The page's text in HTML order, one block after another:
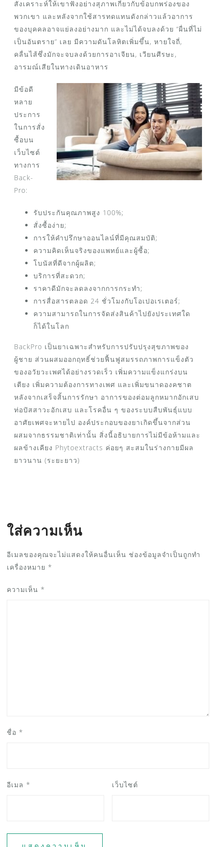
สังเคราะห์ให้เขาฟังอย่างสุภาพเกี่ยวกับข้อบกพร่องของ
พวกเขา และหลังจากใช้สารทดแทนดังกล่าวแล้วอาการ
ของบุคคลอาจแย่ลงอย่างมาก และไม่ได้จบลงด้วย “ผื่นที่ไม่
เป็นอันตราย” เลย มีความดันโลหิตเพิ่มขึ้น, หายใจถี่,
คลื่นไส้ซึ่งมักจะจบลงด้วยการอาเจียน, เวียนศีรษะ,
อารมณ์เสียในทางเดินอาหาร
มีข้อดี
หลาย
ประการ
ในการสั่ง
ซื้อบน
เว็บไซต์
ทางการ
Back-
Pro:
รับประกันคุณภาพสูง 100%;
สั่งซื้อง่าย;
การให้คำปรึกษาออนไลน์ที่มีคุณสมบัติ;
ความคิดเห็นจริงของแพทย์และผู้ซื้อ;
โบนัสที่ดีจากผู้ผลิต;
บริการที่สะดวก;
ราคาดีมักจะลดลงจากการกระทำ;
การสื่อสารตลอด 24 ชั่วโมงกับโอเปอเรเตอร์;
ความสามารถในการจัดส่งสินค้าไปยังประเทศใด
ก็ได้ในโลก
BackPro เป็นยาเฉพาะสำหรับการปรับปรุงสุขภาพของ
ผู้ชาย ส่วนผสมออกฤทธิ์ช่วยฟื้นฟูสมรรถภาพการแข็งตัว
ของอวัยวะเพศได้อย่างรวดเร็ว เพิ่มความแข็งแกร่งบน
เตียง เพิ่มความต้องการทางเพศ และเพิ่มขนาดองคชาต
หลังจากเสร็จสิ้นการรักษา อาการของต่อมลูกหมากอักเสบ
ท่อปัสสาวะอักเสบ และโรคอื่น ๆ ของระบบสืบพันธุ์แบบ
อาศัยเพศจะหายไป องค์ประกอบของยาเกิดขึ้นจากส่วน
ผสมจากธรรมชาติเท่านั้น สิ่งนี้อธิบายการไม่มีข้อห้ามและ
ผลข้างเคียง Phytoextracts ค่อยๆ สะสมในร่างกายมีผล
ยาวนาน (ระยะยาว)
ใส่ความเห็น
อีเมลของคุณจะไม่แสดงให้คนอื่นเห็น ช่องข้อมูลจำเป็นถูกทำ
เครื่องหมาย *
ความเห็น *
ชื่อ *
อีเมล * เว็บไซต์